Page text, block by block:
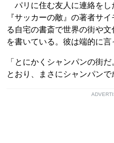
パリに住む友人に連絡をし
『サッカーの敵』の著者サ
る自宅の書斎で世界の街や
を書いている。彼は端的に言
「とにかくシャンパンの街
とおり、まさにシャンパンで